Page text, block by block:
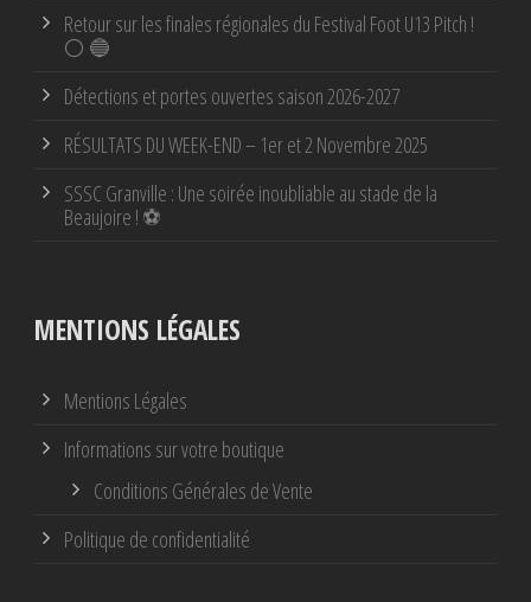
Retour sur les finales régionales du Festival Foot U13 Pitch !
⚪ 🔵
Détections et portes ouvertes saison 2026-2027
RÉSULTATS DU WEEK-END – 1er et 2 Novembre 2025
SSSC Granville : Une soirée inoubliable au stade de la
Beaujoire ! ⚽
MENTIONS LÉGALES
Mentions Légales
Informations sur votre boutique
Conditions Générales de Vente
Politique de confidentialité